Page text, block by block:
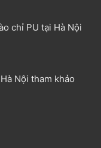
chỉ PU tại Hà Nội
Nội tham khảo